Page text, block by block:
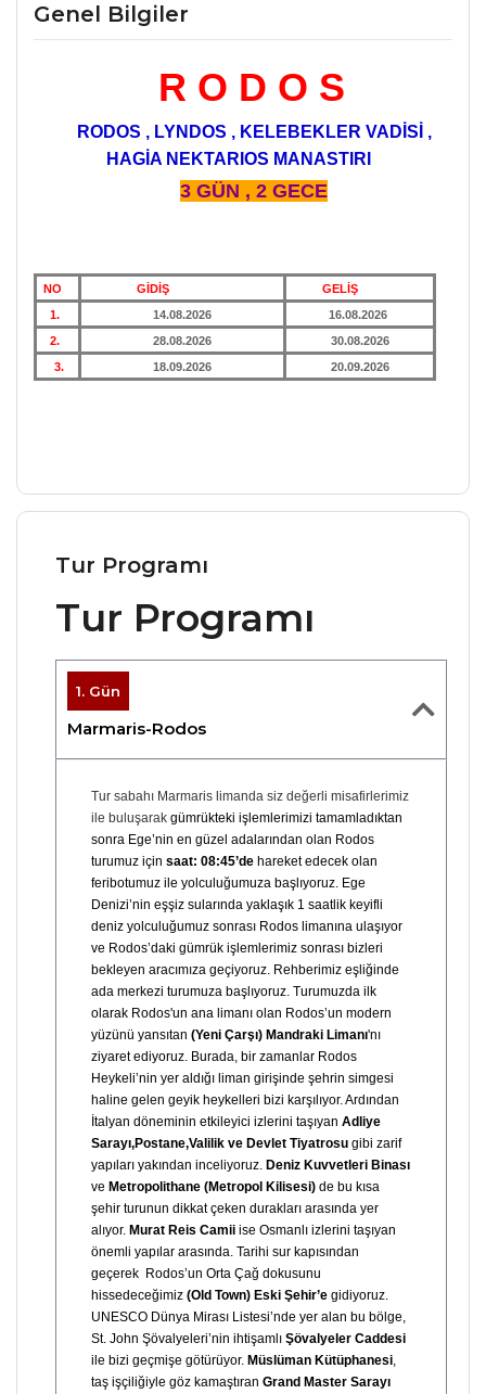
Genel Bilgiler
R O D O S
RODOS , LYNDOS , KELEBEKLER VADİSİ ,
HAGİA NEKTARIOS MANASTIRI
3 GÜN , 2 GECE
NO GİDİŞ
GELİŞ
1.
14.08.2026
16.08.2026
2.
28.08.2026
30.08.2026
3.
18.09.2026 20.09.2026
Tur Programı
Tur Programı
1. Gün
Marmaris-Rodos
Tur sabahı Marmaris limanda siz değerli misafirlerimiz
ile buluşarak gümrükteki işlemlerimizi tamamladıktan
sonra Ege’nin en güzel adalarından olan Rodos
turumuz için saat: 08:45’de hareket edecek olan
feribotumuz ile yolculuğumuza başlıyoruz. Ege
Denizi’nin eşşiz sularında yaklaşık 1 saatlik keyifli
deniz yolculuğumuz sonrası Rodos limanına ulaşıyor
ve Rodos’daki gümrük işlemlerimiz sonrası bizleri
bekleyen aracımıza geçiyoruz. Rehberimiz eşliğinde
ada merkezi turumuza başlıyoruz. Turumuzda ilk
olarak Rodos'un ana limanı olan Rodos’un modern
yüzünü yansıtan (Yeni Çarşı) Mandraki Limanı'nı
ziyaret ediyoruz. Burada, bir zamanlar Rodos
Heykeli’nin yer aldığı liman girişinde şehrin simgesi
haline gelen geyik heykelleri bizi karşılıyor. Ardından
İtalyan döneminin etkileyici izlerini taşıyan Adliye
Sarayı,Postane,Valilik ve Devlet Tiyatrosu gibi zarif
yapıları yakından inceliyoruz. Deniz Kuvvetleri Binası
ve Metropolithane (Metropol Kilisesi) de bu kısa
şehir turunun dikkat çeken durakları arasında yer
alıyor. Murat Reis Camii ise Osmanlı izlerini taşıyan
önemli yapılar arasında. Tarihi sur kapısından
geçerek Rodos’un Orta Çağ dokusunu
hissedeceğimiz (Old Town) Eski Şehir’e gidiyoruz.
UNESCO Dünya Mirası Listesi’nde yer alan bu bölge,
St. John Şövalyeleri’nin ihtişamlı Şövalyeler Caddesi
ile bizi geçmişe götürüyor. Müslüman Kütüphanesi,
taş işçiliğiyle göz kamaştıran Grand Master Sarayı